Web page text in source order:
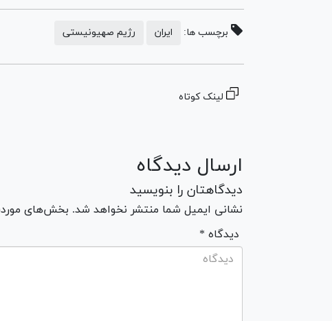
برچسب ها: ایران رژیم صهیونیستی
لینک کوتاه
ارسال دیدگاه
دیدگاهتان را بنویسید
نشانی ایمیل شما منتشر نخواهد شد. بخش‌های
* دیدگاه